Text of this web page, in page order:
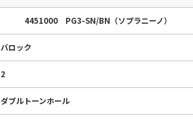
4451000 PG3-SN/BN（ソプラニーノ）
バロック
2
ダブルトーンホール